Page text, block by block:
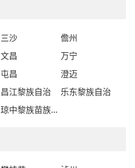
三沙
儋州
文昌
万宁
屯昌
澄迈
昌江黎族自治
乐东黎族自治
琼中黎族苗族自治